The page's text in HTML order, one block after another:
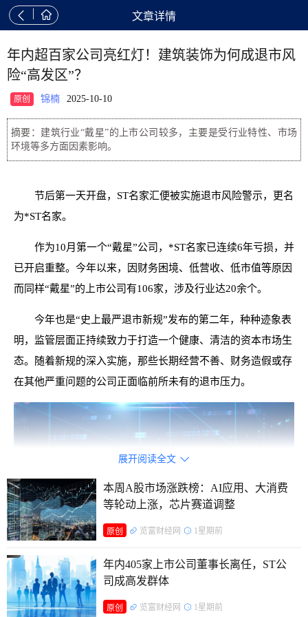
  文章详情
年内超百家公司亮红灯！建筑装饰为何成退市风
险“高发区”？
原创 锦楠 2025-10-10
摘要：建筑行业“戴星”的上市公司较多，主要是受行业特性、市场
环境等多方面因素影响。
节后第一天开盘，ST名家汇便被实施退市风险警示，更名
为*ST名家。
作为10月第一个“戴星”公司，*ST名家已连续6年亏损，并
已开启重整。今年以来，因财务困境、低营收、低市值等原因
而同样“戴星”的上市公司有106家，涉及行业达20余个。
今年也是“史上最严退市新规”发布的第二年，种种迹象表
明，监管层面正持续致力于打造一个健康、清洁的资本市场生
态。随着新规的深入实施，那些长期经营不善、财务造假或存
在其他严重问题的公司正面临前所未有的退市压力。
55家主板公司营收低于3亿元
展开阅读全文 
本周A股市场涨跌榜：AI应用、大消费
等轮动上涨，芯片赛道调整
原创 览富财经网 1星期前
年内405家上市公司董事长离任，ST公
司成高发群体
原创 览富财经网 1星期前